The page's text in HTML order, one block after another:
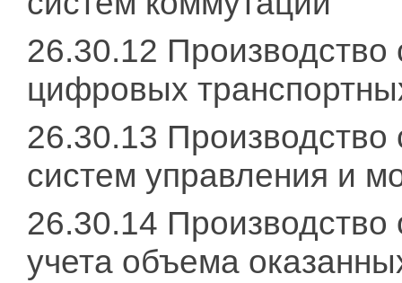
26.30.12
цифровых
26.30.13
систем управления и
26.30.14 Производство
учета объема